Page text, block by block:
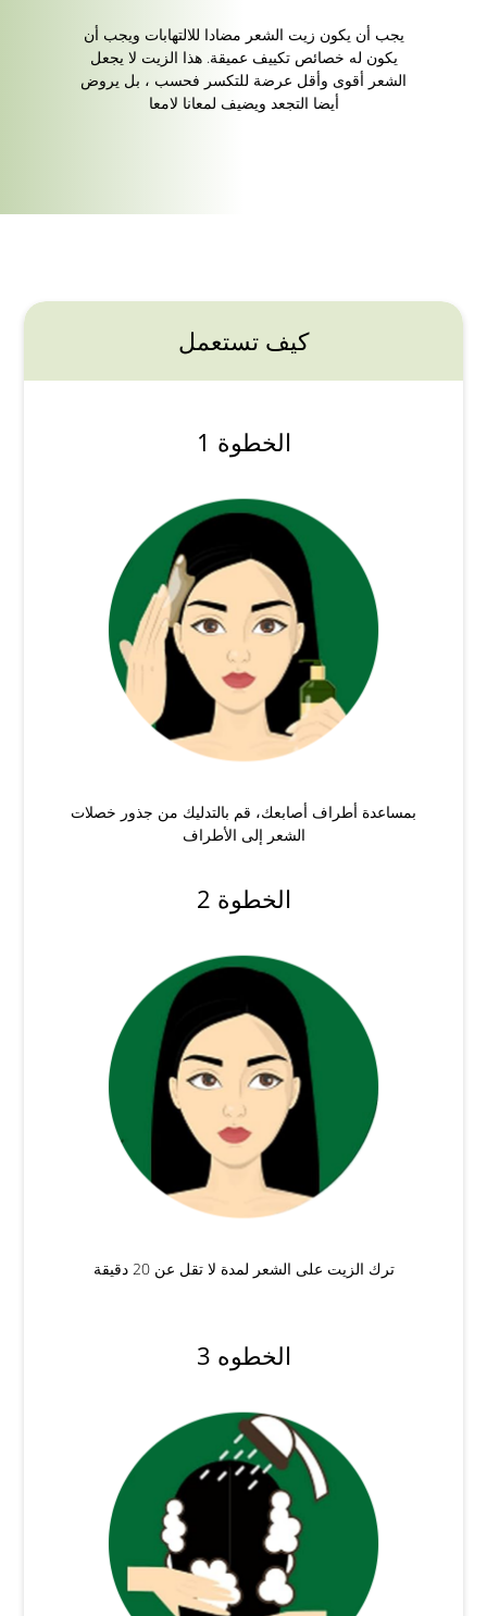
يجب أن يكون زيت الشعر مضادا للالتهابات ويجب أن
يكون له خصائص تكييف عميقة. هذا الزيت لا يجعل
الشعر أقوى وأقل عرضة للتكسر فحسب ، بل يروض
أيضا التجعد ويضيف لمعانا لامعا
كيف تستعمل
الخطوة 1
بمساعدة أطراف أصابعك، قم بالتدليك من جذور خصلات
الشعر إلى الأطراف
الخطوة 2
ترك الزيت على الشعر لمدة لا تقل عن 20 دقيقة
الخطوه 3